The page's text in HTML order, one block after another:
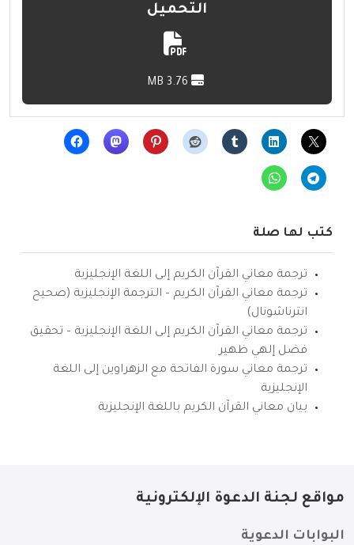
التحميل
كتب لها صلة
ترجمة معاني القرآن الكريم إلى اللغة الإنجليزية
ترجمة معاني القرآن الكريم – الترجمة الإنجليزية (صحيح
انترناشونال)
ترجمة معاني القرآن الكريم إلى اللغة الإنجليزية – تحقيق
فضل إلهي ظهير
ترجمة معاني سورة الفاتحة مع الزهراوين إلى اللغة
الإنجليزية
بيان معاني القرآن الكريم باللغة الإنجليزية
مواقع لجنة الدعوة الإلكترونية
البوابات الدعوية